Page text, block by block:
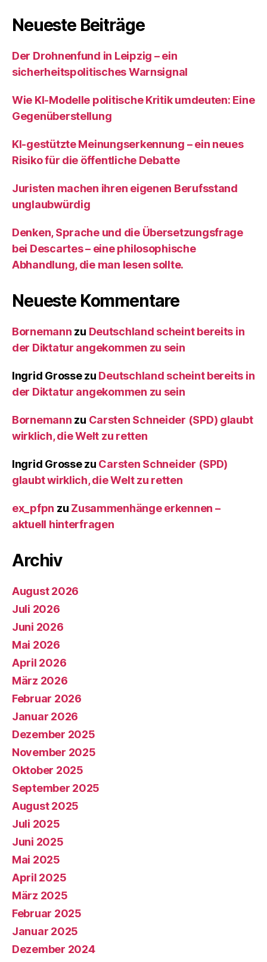
Neueste Beiträge
Der Drohnenfund in Leipzig – ein
sicherheitspolitisches Warnsignal
Wie KI‑Modelle politische Kritik umdeuten: Eine
Gegenüberstellung
KI‑gestützte Meinungserkennung – ein neues
Risiko für die öffentliche Debatte
Juristen machen ihren eigenen Berufsstand
unglaubwürdig
Denken, Sprache und die Übersetzungsfrage
bei Descartes – eine philosophische
Abhandlung, die man lesen sollte.
Neueste Kommentare
Bornemann zu Deutschland scheint bereits in
der Diktatur angekommen zu sein
Ingrid Grossezu Deutschland scheint bereits in
der Diktatur angekommen zu sein
Bornemann zu Carsten Schneider (SPD) glaubt
wirklich, die Welt zu retten
Ingrid Grossezu Carsten Schneider (SPD)
glaubt wirklich, die Welt zu retten
ex_pfpn zu Zusammenhänge erkennen –
aktuell hinterfragen
Archiv
August 2026
Juli 2026
Juni 2026
Mai 2026
April 2026
März 2026
Februar 2026
Januar 2026
Dezember 2025
November 2025
Oktober 2025
September 2025
August 2025
Juli 2025
Juni 2025
Mai 2025
April 2025
März 2025
Februar 2025
Januar 2025
Dezember 2024